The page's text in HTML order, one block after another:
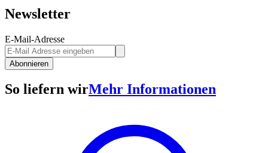
Newsletter
E-Mail-Adresse
Abonnieren
So liefern wirMehr Informationen